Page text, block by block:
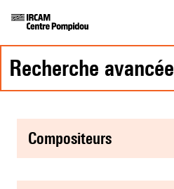
recherche avancée
compositeurs